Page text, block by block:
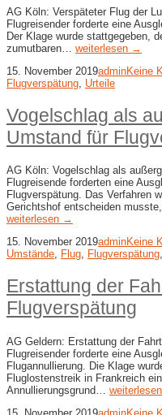
AG Köln: Verspäteter Flug der
Flugreisender forderte eine
Der Klage wurde stattgegeben,
zumutbaren… weiterlesen →
15. November 2019adminKeine
Flugverspätung, Urteile
Vogelschlag als
Umstand für
AG Köln: Vogelschlag als
Flugreisende forderten eine
Flugverspätung. Das Verfahren
Gerichtshof entscheiden
weiterlesen →
15. November 2019adminKeine
Umstände, Flug, Flugverspätung,
Erstattung der
Flugverspätung
AG Geldern: Erstattung der
Flugreisender forderte eine
Flugannullierung. Die Klage
Fluglostenstreik in Frankreich
Annullierungsgrund…
15. November 2019adminKeine